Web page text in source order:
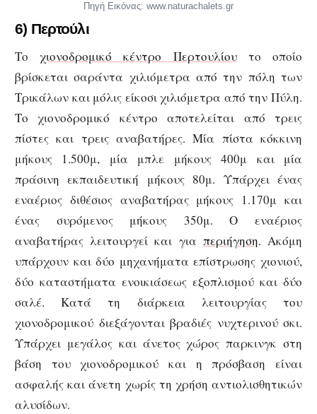
Πηγή Εικόνας: www.naturachalets.gr
6) Περτούλι
Τοχιονοδρομικό κέντρο Περτουλίουτο οποίο
βρίσκεται σαράντα χιλιόμετρα από την πόλη των
Τρικάλων και μόλις είκοσι χιλιόμετρα από την Πύλη.
Το χιονοδρομικό κέντρο αποτελείται από τρεις
πίστες και τρεις αναβατήρες. Μία πίστα κόκκινη
μήκους 1.500μ, μία μπλε μήκους 400μ και μία
πράσινη εκπαιδευτική μήκους 80μ. Υπάρχει ένας
εναέριος διθέσιος αναβατήρας μήκους 1.170μ και
ένας συρόμενος μήκους 350μ. Ο εναέριος
αναβατήρας λειτουργεί και για περιήγηση. Ακόμη
υπάρχουν και δύο μηχανήματα επίστρωσης χιονιού,
δύο καταστήματα ενοικιάσεως εξοπλισμού και δύο
σαλέ. Κατά τη διάρκεια λειτουργίας του
χιονοδρομικού διεξάγονται βραδιές νυχτερινού σκι.
Υπάρχει μεγάλος και άνετος χώρος παρκινγκ στη
βάση του χιονοδρομικού και η πρόσβαση είναι
ασφαλής και άνετη χωρίς τη χρήση αντιολισθητικών
αλυσίδων.